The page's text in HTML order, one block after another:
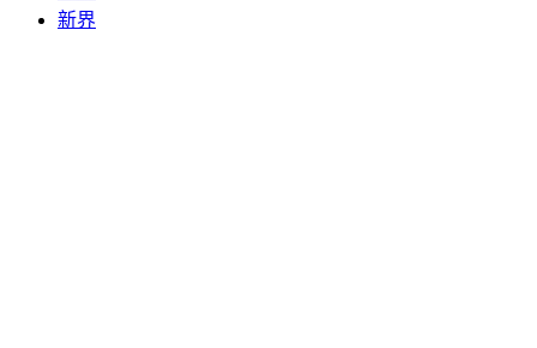
新界